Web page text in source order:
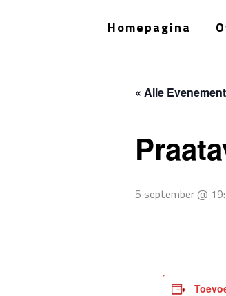
Homepagina
« Alle
5 september @